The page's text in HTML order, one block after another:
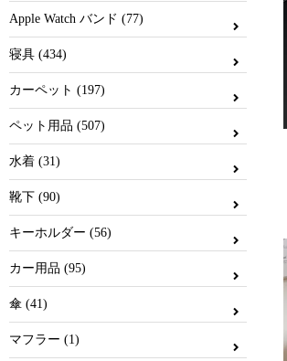
Apple Watch バンド (77)
寝具 (434)
カーペット (197)
ペット用品 (507)
水着 (31)
靴下 (90)
キーホルダー (56)
カー用品 (95)
傘 (41)
マフラー (1)